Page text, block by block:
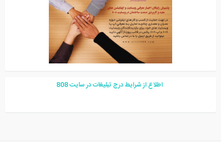
اطلاع از شرایط درج تبلیغات در سایت 808